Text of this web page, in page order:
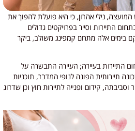
נילי אהרון, כי היא פועלת להפוך את
התיירות וסייר בפרויקטים גדולים
בימים אלה מתחם קמפינג משולב, ביקר
התיירות בעיירה; העיירה התבשרה על
תיירותית הפונה לנופי המדבר, תוכניות
קידום ופנייה לתיירות חוץ וכן שדרוג